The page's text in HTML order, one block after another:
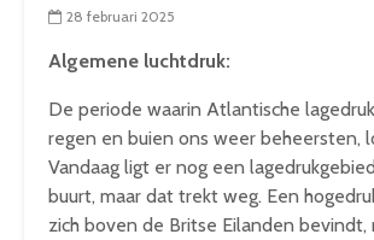
28 februari 2025
Algemene luchtdruk:
De periode waarin Atlantische
regen en buien ons weer beheersten,
Vandaag ligt er nog een
buurt, maar dat trekt weg. Een
zich boven de Britse Eilanden